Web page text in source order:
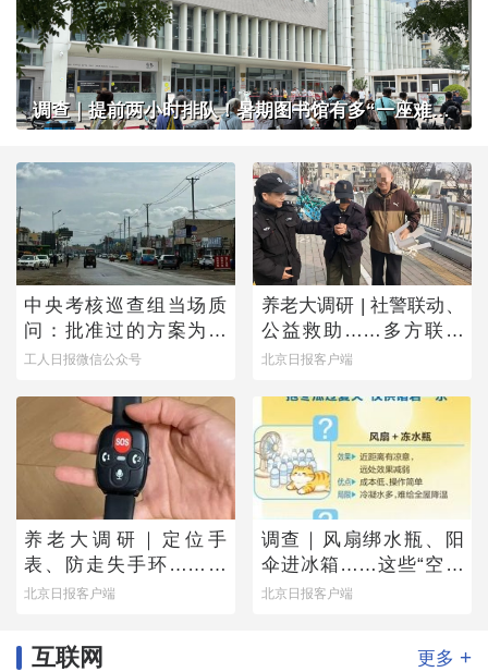
调查｜提前两小时排队！暑期图书馆有多“一座难求”？
中央考核巡查组当场质
问：批准过的方案为何
不执行？
工人日报微信公众号
养老大调研 | 社警联动、
公益救助……多方联手
撑起防走失网络
北京日报客户端
养老大调研｜定位手
表、防走失手环……老
人为何不愿用？
北京日报客户端
调查｜风扇绑水瓶、阳
伞进冰箱……这些“空调
平替”管用吗？
北京日报客户端
互联网 更多 +